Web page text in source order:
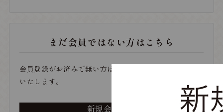
まだ会員ではない方はこちら
会員登録がお済みで無い方は、こちらから登録をお願い
いたします。
新規会員登録